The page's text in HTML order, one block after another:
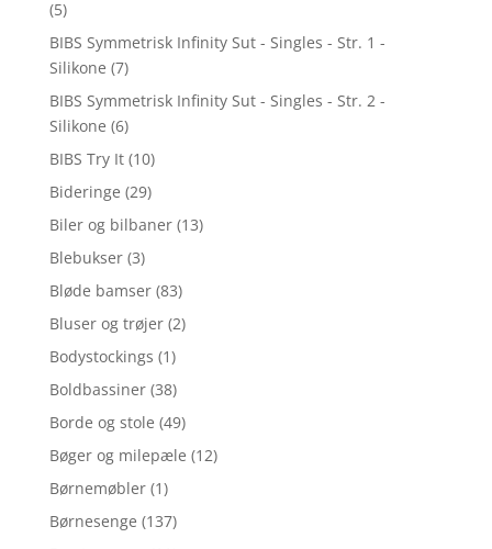
(5)
BIBS Symmetrisk Infinity Sut - Singles - Str. 1 -
Silikone (7)
BIBS Symmetrisk Infinity Sut - Singles - Str. 2 -
Silikone (6)
BIBS Try It (10)
Bideringe (29)
Biler og bilbaner (13)
Blebukser (3)
Bløde bamser (83)
Bluser og trøjer (2)
Bodystockings (1)
Boldbassiner (38)
Borde og stole (49)
Bøger og milepæle (12)
Børnemøbler (1)
Børnesenge (137)